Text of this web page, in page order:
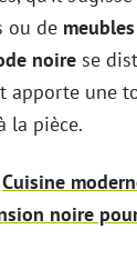
ou de meubles
noire se
apporte une
la pièce.
Cuisine
noire